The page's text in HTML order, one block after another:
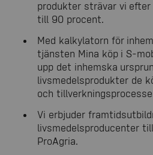
produkter strävar vi
till 90 procent.
Med kalkylatorn för
tjänsten Mina köp i S-
upp det inhemska
livsmedelsprodukter de
och
Vi erbjuder
livsmedelsproducenter
ProAgria.